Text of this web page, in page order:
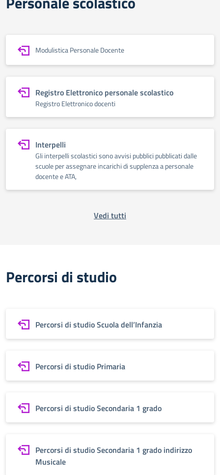
Modulistica Personale Docente
Registro Elettronico personale scolastico
Registro Elettronico docenti
Interpelli
Gli interpelli scolastici sono avvisi pubblici pubblicati dalle
scuole per assegnare incarichi di supplenza a personale
docente e ATA,
Vedi tutti
Percorsi di studio
Percorsi di studio Scuola dell’Infanzia
Percorsi di studio Primaria
Percorsi di studio Secondaria 1 grado
Percorsi di studio Secondaria 1 grado indirizzo
Musicale